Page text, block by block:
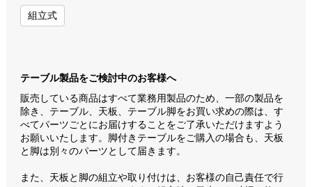
組立式
テーブル製品をご検討中のお客様へ
販売している商品はすべて業務用製品のため、一部の製品を
除き、テーブル、天板、テーブル脚をお買い求めの際は、す
べてパーツごとにお届けすることをご了承いただけますよう
お願いいたします。脚付きテーブルをご購入の場合も、天板
と脚は別々のパーツとして届きます。
また、天板と脚の組立や取り付けは、お客様の自己責任で行